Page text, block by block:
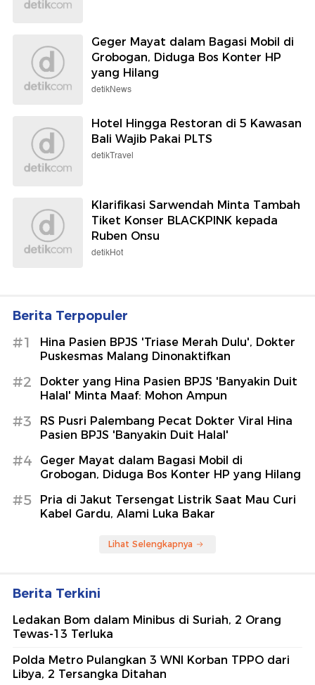
Geger Mayat dalam Bagasi Mobil di
Grobogan, Diduga Bos Konter HP
yang Hilang
detikNews
Hotel Hingga Restoran di 5 Kawasan
Bali Wajib Pakai PLTS
detikTravel
Klarifikasi Sarwendah Minta Tambah
Tiket Konser BLACKPINK kepada
Ruben Onsu
detikHot
Berita Terpopuler
#1
Hina Pasien BPJS 'Triase Merah Dulu', Dokter
Puskesmas Malang Dinonaktifkan
#2
Dokter yang Hina Pasien BPJS 'Banyakin Duit
Halal' Minta Maaf: Mohon Ampun
#3
RS Pusri Palembang Pecat Dokter Viral Hina
Pasien BPJS 'Banyakin Duit Halal'
#4
Geger Mayat dalam Bagasi Mobil di
Grobogan, Diduga Bos Konter HP yang Hilang
#5
Pria di Jakut Tersengat Listrik Saat Mau Curi
Kabel Gardu, Alami Luka Bakar
Lihat Selengkapnya
Berita Terkini
Ledakan Bom dalam Minibus di Suriah, 2 Orang
Tewas-13 Terluka
Polda Metro Pulangkan 3 WNI Korban TPPO dari
Libya, 2 Tersangka Ditahan